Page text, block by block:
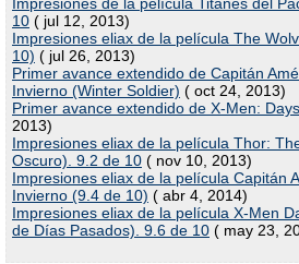
10 ( jul 12, 2013)
Impresiones eliax de la película The
10) ( jul 26, 2013)
Primer avance extendido de Capitán
Invierno (Winter Soldier) ( oct 24, 2013)
Primer avance extendido de X-Men:
2013)
Impresiones eliax de la película Thor:
Oscuro). 9.2 de 10 ( nov 10, 2013)
Impresiones eliax de la película Capitán
Invierno (9.4 de 10) ( abr 4, 2014)
Impresiones eliax de la película X-Men
de Días Pasados). 9.6 de 10 ( may 23,